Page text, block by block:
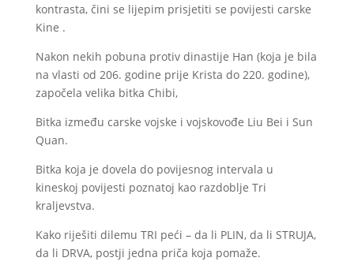
kontrasta, čini se lijepim prisjetiti se povijesti carske
Kine .
Nakon nekih pobuna protiv dinastije Han (koja je bila
na vlasti od 206. godine prije Krista do 220. godine),
započela velika bitka Chibi,
Bitka između carske vojske i vojskovođe Liu Bei i Sun
Quan.
Bitka koja je dovela do povijesnog intervala u
kineskoj povijesti poznatoj kao razdoblje Tri
kraljevstva.
Kako riješiti dilemu TRI peći – da li PLIN, da li STRUJA,
da li DRVA, postji jedna priča koja pomaže.